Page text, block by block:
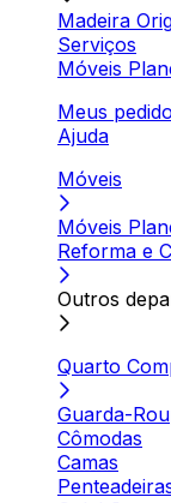
Madeira
Serviços
Móveis
Meus
Ajuda
Móveis
Móveis
Reforma e
Outros
Quarto
Guarda-
Cômodas
Camas